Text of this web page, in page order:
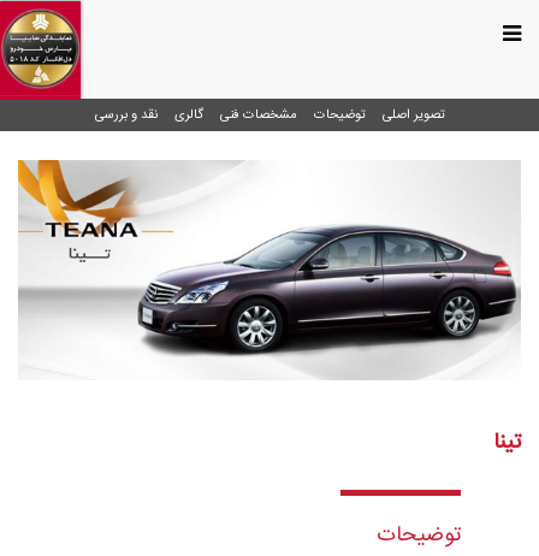
تصویر اصلی توضیحات مشخصات فنی گالری نقد و بررسی
تینا
توضیحات